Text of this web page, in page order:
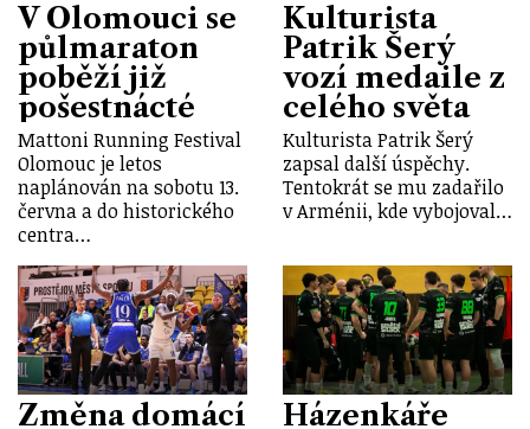
V Olomouci se
půlmaraton
poběží již
pošestnácté
Mattoni Running Festival
Olomouc je letos
naplánován na sobotu 13.
června a do historického
centra…
Kulturista
Patrik Šerý
vozí medaile z
celého světa
Kulturista Patrik Šerý
zapsal další úspěchy.
Tentokrát se mu zadařilo
v Arménii, kde vybojoval…
Změna domácí
Házenkáře